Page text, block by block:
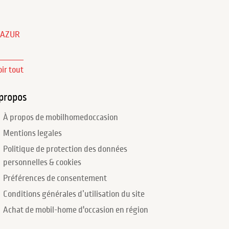
tout
À propos de mobilhomedoccasion
Mentions legales
Politique de protection des données
personnelles & cookies
Préférences de consentement
Conditions générales d’utilisation du site
Achat de mobil-home d'occasion en région